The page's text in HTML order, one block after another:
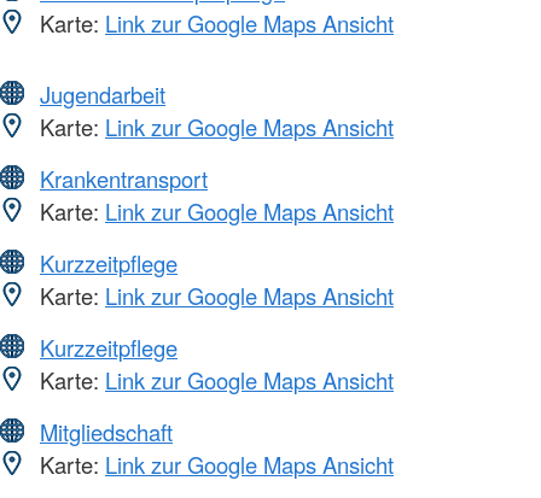
Karte: Link zur Google Maps Ansicht
Jugendarbeit
Karte: Link zur Google Maps Ansicht
Krankentransport
Karte: Link zur Google Maps Ansicht
Kurzzeitpflege
Karte: Link zur Google Maps Ansicht
Kurzzeitpflege
Karte: Link zur Google Maps Ansicht
Mitgliedschaft
Karte: Link zur Google Maps Ansicht